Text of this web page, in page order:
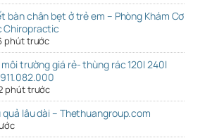
bàn chân bẹt ở trẻ em – Phòng Khám Cơ
Chiropractic
phút trước
trường giá rẻ- thùng rác 120l 240l
phút trước
lâu dài – Thethuangroup.com